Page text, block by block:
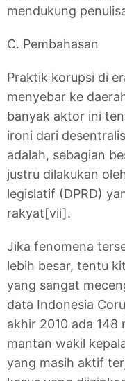
mendukung
C. Pembahasan
Praktik korupsi di
menyebar ke
banyak aktor ini
ironi dari
adalah, sebagian
justru dilakukan
legislatif (DPRD)
rakyat[vii].
Jika fenomena
lebih besar, tentu
yang sangat
data Indonesia
akhir 2010 ada 148
mantan wakil
yang masih aktif